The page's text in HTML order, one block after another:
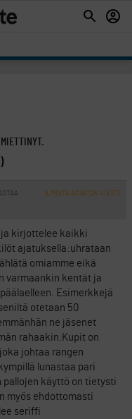
ILMOITA ASIATON VIESTI
kirjottelee kaikki
ajatuksella:uhrataan
omiamme eikä
varmaankin kentät ja
Esimerkkejä
otetaan 50
ne jäsenet
rahaakin.Kupit on
johtaa rangen
lunastaa pari
pallojen käyttö on tietysti
myös ehdottomasti
seriffi